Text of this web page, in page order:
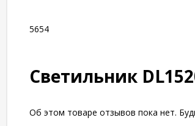
5654
Светильник
Об этом товаре отзывов пока нет.